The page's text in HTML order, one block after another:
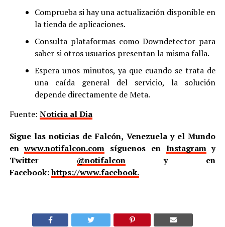
Comprueba si hay una actualización disponible en
la tienda de aplicaciones.
Consulta plataformas como Downdetector para
saber si otros usuarios presentan la misma falla.
Espera unos minutos, ya que cuando se trata de
una caída general del servicio, la solución
depende directamente de Meta.
Fuente: Noticia al Dia
Sigue las noticias de Falcón, Venezuela y el Mundo
enwww.notifalcon.com síguenos en Instagramy
Twitter @notifalcony en
Facebook:https://www.facebook.